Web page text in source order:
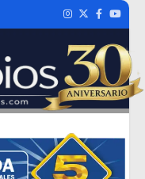
Instagram
TwitterFacebook